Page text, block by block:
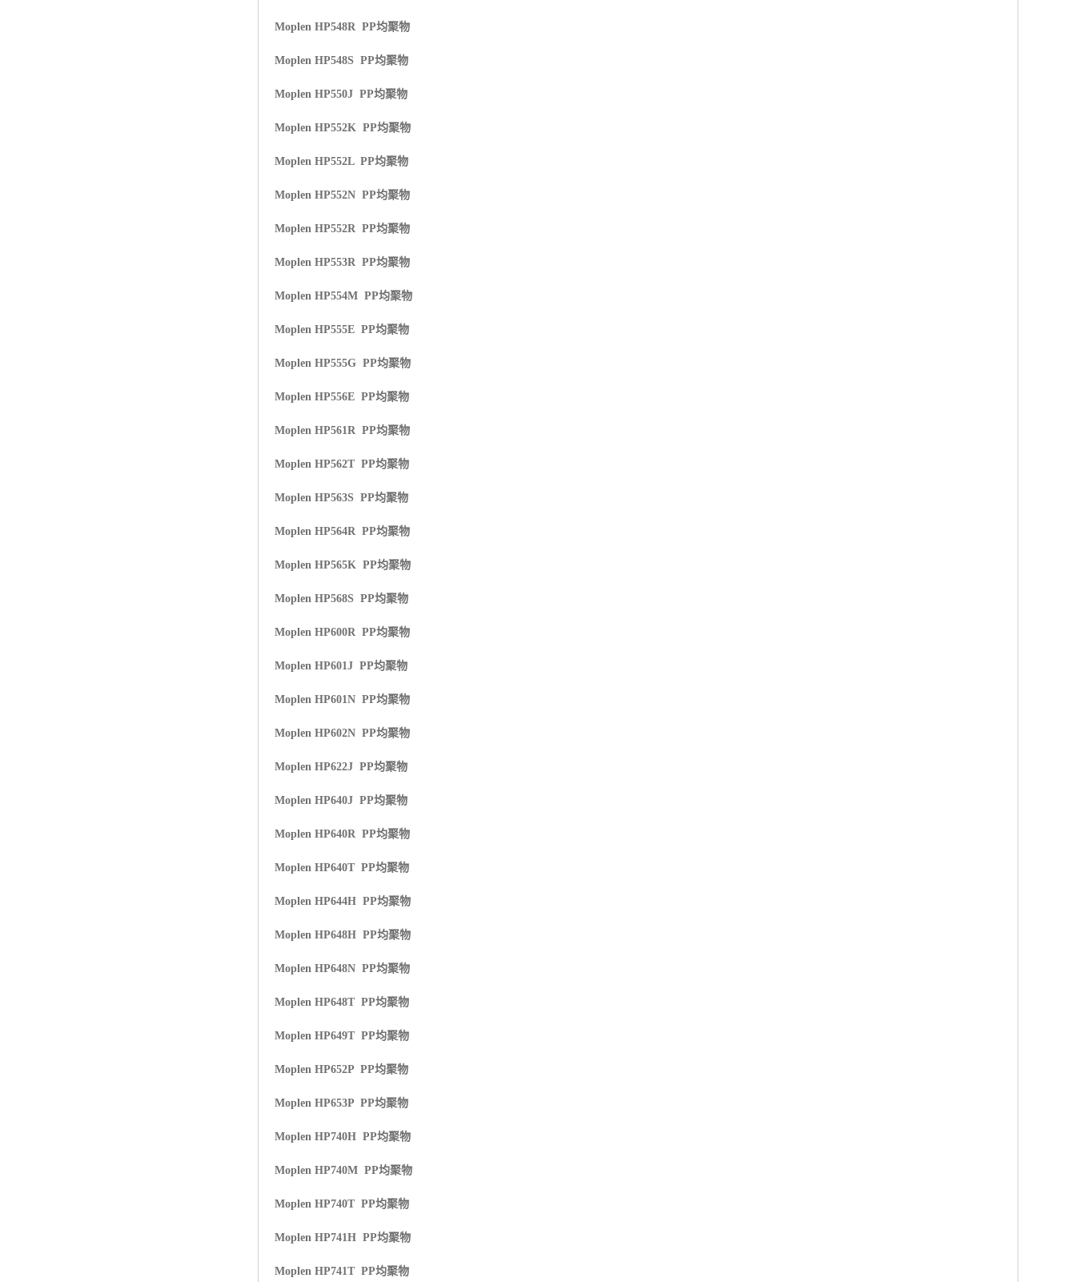
Moplen HP548R PP均聚物
Moplen HP548S PP均聚物
Moplen HP550J PP均聚物
Moplen HP552K PP均聚物
Moplen HP552L PP均聚物
Moplen HP552N PP均聚物
Moplen HP552R PP均聚物
Moplen HP553R PP均聚物
Moplen HP554M PP均聚物
Moplen HP555E PP均聚物
Moplen HP555G PP均聚物
Moplen HP556E PP均聚物
Moplen HP561R PP均聚物
Moplen HP562T PP均聚物
Moplen HP563S PP均聚物
Moplen HP564R PP均聚物
Moplen HP565K PP均聚物
Moplen HP568S PP均聚物
Moplen HP600R PP均聚物
Moplen HP601J PP均聚物
Moplen HP601N PP均聚物
Moplen HP602N PP均聚物
Moplen HP622J PP均聚物
Moplen HP640J PP均聚物
Moplen HP640R PP均聚物
Moplen HP640T PP均聚物
Moplen HP644H PP均聚物
Moplen HP648H PP均聚物
Moplen HP648N PP均聚物
Moplen HP648T PP均聚物
Moplen HP649T PP均聚物
Moplen HP652P PP均聚物
Moplen HP653P PP均聚物
Moplen HP740H PP均聚物
Moplen HP740M PP均聚物
Moplen HP740T PP均聚物
Moplen HP741H PP均聚物
Moplen HP741T PP均聚物